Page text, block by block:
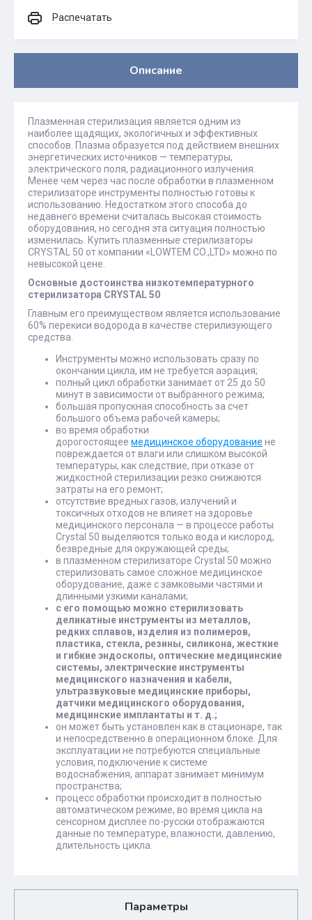
Распечатать
Описание
Плазменная стерилизация является одним из
наиболее щадящих, экологичных и эффективных
способов. Плазма образуется под действием внешних
энергетических источников — температуры,
электрического поля, радиационного излучения.
Менее чем через час после обработки в плазменном
стерилизаторе инструменты полностью готовы к
использованию. Недостатком этого способа до
недавнего времени считалась высокая стоимость
оборудования, но сегодня эта ситуация полностью
изменилась. Купить плазменные стерилизаторы
CRYSTAL 50 от компании «LOWTEM CO.,LTD» можно по
невысокой цене.
Основные достоинства низкотемпературного
стерилизатора CRYSTAL50
Главным его преимуществом является использование
60% перекиси водорода в качестве стерилизующего
средства.
Инструменты можно использовать сразу по
окончании цикла, им не требуется аэрация;
полный цикл обработки занимает от 25 до 50
минут в зависимости от выбранного режима;
большая пропускная способность за счет
большого объема рабочей камеры;
во время обработки
дорогостоящее медицинское оборудование не
повреждается от влаги или слишком высокой
температуры, как следствие, при отказе от
жидкостной стерилизации резко снижаются
затраты на его ремонт;
отсутствие вредных газов, излучений и
токсичных отходов не влияет на здоровье
медицинского персонала — в процессе работы
Crystal 50 выделяются только вода и кислород,
безвредные для окружающей среды;
в плазменном стерилизаторе Crystal 50 можно
стерилизовать самое сложное медицинское
оборудование, даже с замковыми частями и
длинными узкими каналами;
с его помощью можно стерилизовать
деликатные инструменты из металлов,
редких сплавов, изделия из полимеров,
пластика, стекла, резины, силикона, жесткие
и гибкие эндоскопы, оптические медицинские
системы, электрические инструменты
медицинского назначения и кабели,
ультразвуковые медицинские приборы,
датчики медицинского оборудования,
медицинские имплантаты и т. д.;
он может быть установлен как в стационаре, так
и непосредственно в операционном блоке. Для
эксплуатации не потребуются специальные
условия, подключение к системе
водоснабжения, аппарат занимает минимум
пространства;
процесс обработки происходит в полностью
автоматическом режиме, во время цикла на
сенсорном дисплее по-русски отображаются
данные по температуре, влажности, давлению,
длительность цикла.
Параметры